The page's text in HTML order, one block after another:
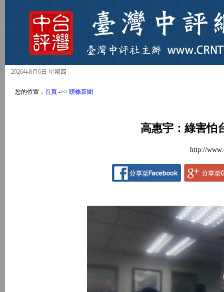
2026年8月6日 星期四
您的位置： 首頁 ->> 頭條新聞
高惠宇：綠害
http://